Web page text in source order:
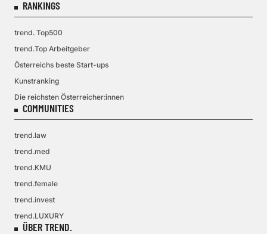
RANKINGS
trend. Top500
trend.Top Arbeitgeber
Österreichs beste Start-ups
Kunstranking
Die reichsten Österreicher:innen
COMMUNITIES
trend.law
trend.med
trend.KMU
trend.female
trend.invest
trend.LUXURY
ÜBER TREND.